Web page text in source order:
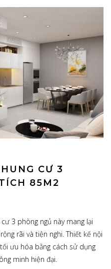
CƯ 3
85M2
3 phòng ngủ này mang lại
rãi và tiện nghi. Thiết kế nội
ưu hóa bằng cách sử dụng
minh hiện đại.